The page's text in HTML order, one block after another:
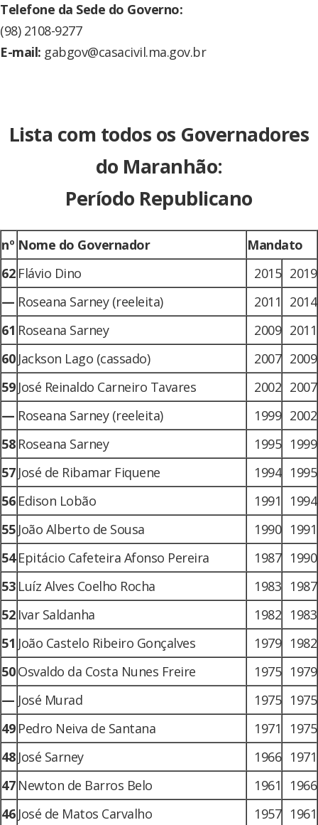
Telefone da Sede do Governo:
(98) 2108-9277
E-mail: gabgov@casacivil.ma.gov.br
Lista com todos os Governadores
do Maranhão:
Período Republicano
nº Nome do Governador
Mandato
62 Flávio Dino 2015 2019
— Roseana Sarney (reeleita) 2011
2014
61 Roseana Sarney 2009 2011
60 Jackson Lago (cassado) 2007 2009
59 José Reinaldo Carneiro Tavares 2002 2007
— Roseana Sarney (reeleita) 1999 2002
58 Roseana Sarney 1995 1999
57 José de Ribamar Fiquene 1994 1995
56 Edison Lobão 1991
1994
55 João Alberto de Sousa 1990 1991
54 Epitácio Cafeteira Afonso Pereira 1987 1990
53 Luíz Alves Coelho Rocha 1983 1987
52 Ivar Saldanha 1982 1983
51 João Castelo Ribeiro Gonçalves 1979 1982
50 Osvaldo da Costa Nunes Freire 1975 1979
— José Murad 1975 1975
49 Pedro Neiva de Santana 1971
1975
48 José Sarney 1966 1971
47 Newton de Barros Belo 1961
1966
46 José de Matos Carvalho 1957 1961